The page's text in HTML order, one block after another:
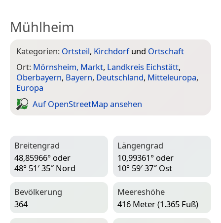
Mühlheim
Kategorien: Ortsteil, Kirchdorfund Ortschaft
Ort: Mörnsheim, Markt, Landkreis Eichstätt,
Oberbayern, Bayern, Deutschland, Mitteleuropa,
Europa
Auf Open­Street­Map ansehen
Breitengrad
48,85966° oder
48° 51′ 35″ Nord
Längengrad
10,99361° oder
10° 59′ 37″ Ost
Bevölkerung
364
Meereshöhe
416 Meter (1.365 Fuß)